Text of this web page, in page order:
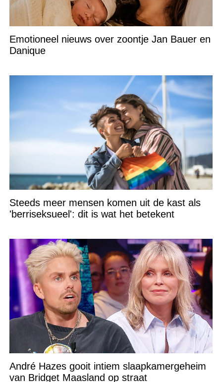
Emotioneel nieuws over zoontje Jan Bauer en
Danique
Steeds meer mensen komen uit de kast als
'berriseksueel': dit is wat het betekent
André Hazes gooit intiem slaapkamergeheim
van Bridget Maasland op straat